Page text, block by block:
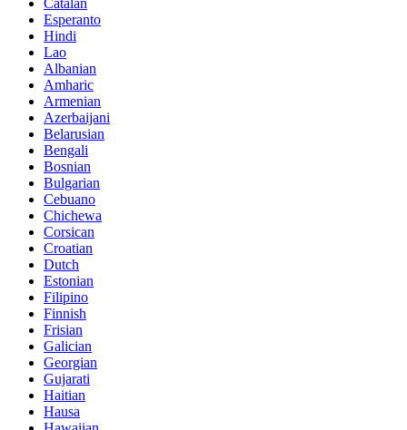
Catalan
Esperanto
Hindi
Lao
Albanian
Amharic
Armenian
Azerbaijani
Belarusian
Bengali
Bosnian
Bulgarian
Cebuano
Chichewa
Corsican
Croatian
Dutch
Estonian
Filipino
Finnish
Frisian
Galician
Georgian
Gujarati
Haitian
Hausa